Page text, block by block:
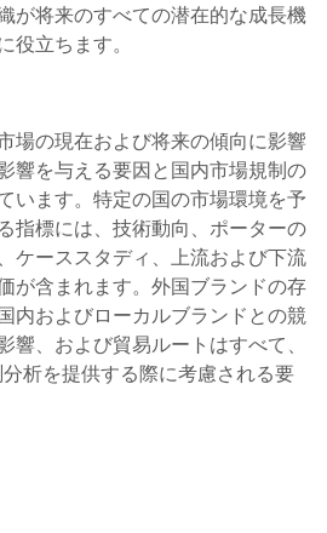
が将来のすべての潜在的な成長機
役立ちます。
場の現在および将来の傾向に影響
響を与える要因と国内市場規制の
います。特定の国の市場環境を予
指標には、技術動向、ポーターの
ケーススタディ、上流および下流
が含まれます。外国ブランドの存
内およびローカルブランドとの競
響、および貿易ルートはすべて、
析を提供する際に考慮される要